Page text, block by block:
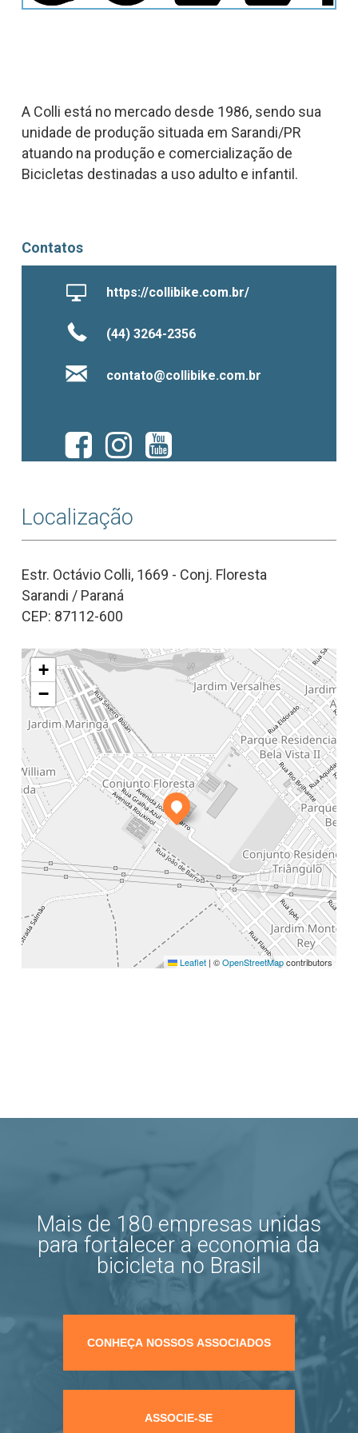
A Colli está no mercado desde 1986, sendo sua
unidade de produção situada em Sarandi/PR
atuando na produção e comercialização de
Bicicletas destinadas a uso adulto e infantil.
Contatos
https://collibike.com.br/
(44) 3264-2356
contato@collibike.com.br
Localização
Estr. Octávio Colli, 1669 - Conj. Floresta
Sarandi / Paraná
CEP: 87112-600
+
−
Leaflet | ©OpenStreetMapcontributors
Mais de 180 empresas unidas
para fortalecer a economia da
bicicleta no Brasil
CONHEÇA NOSSOS ASSOCIADOS
ASSOCIE-SE